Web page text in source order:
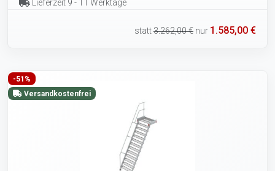
Lieferzeit 9 - 11 Werktage
statt3.262,00 € nur 1.585,00 €
-51%
Versandkostenfrei